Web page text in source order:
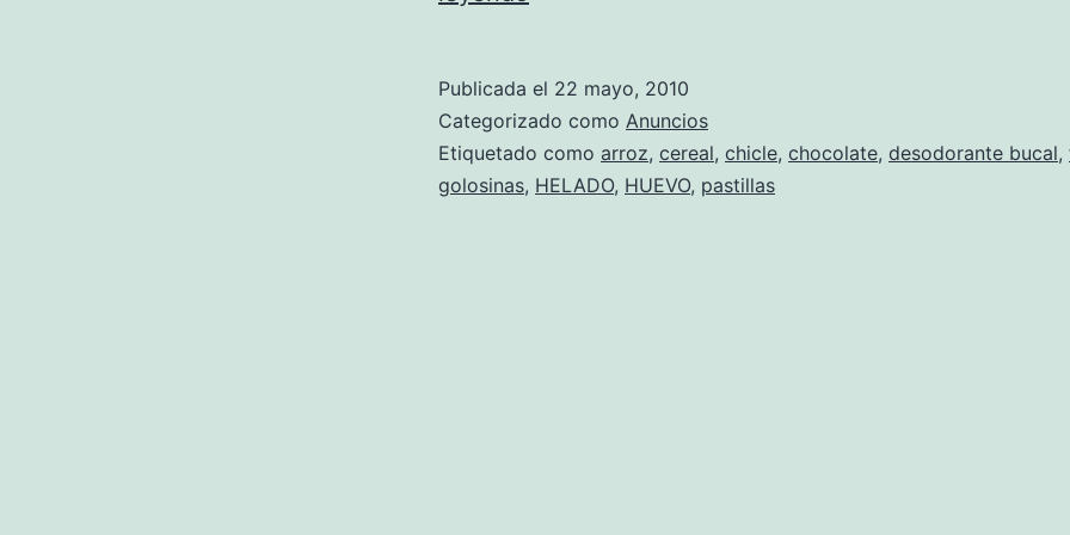
dEmÁs
LiGhT
Publicada el 22 mayo, 2010
Categorizado como Anuncios
Etiquetado como arroz, cereal, chicle, chocolate, desodorante bucal,
golosinas, HELADO, HUEVO, pastillas